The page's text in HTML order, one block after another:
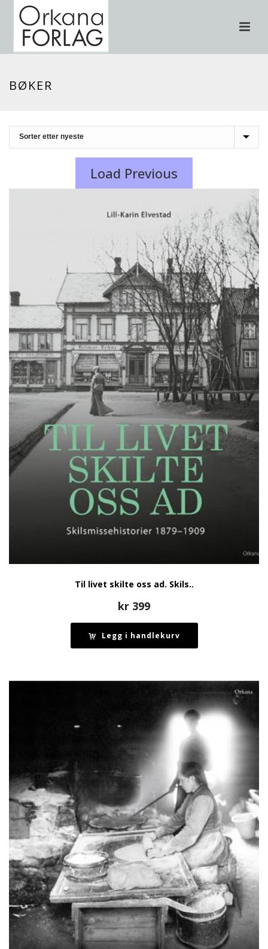
BØKER
Load Previous
Til livet skilte oss ad. Skils..
kr 399
Legg i handlekurv